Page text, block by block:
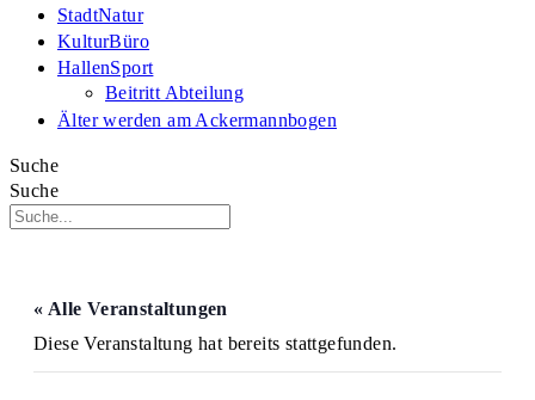
StadtNatur
KulturBüro
HallenSport
Beitritt Abteilung
Älter werden am Ackermannbogen
Suche
Suche
« Alle Veranstaltungen
Diese Veranstaltung hat bereits stattgefunden.